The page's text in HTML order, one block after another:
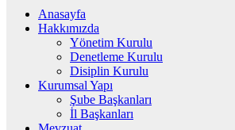
Anasayfa
Hakkımızda
Yönetim Kurulu
Denetleme Kurulu
Disiplin Kurulu
Kurumsal Yapı
Şube Başkanları
İl Başkanları